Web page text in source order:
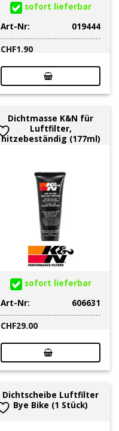
sofort lieferbar
Art-Nr:
019444
CHF1.90
Dichtmasse K&N für
Luftfilter,
hitzebeständig (177ml)
sofort lieferbar
Art-Nr:
606631
CHF29.00
Dichtscheibe Luftfilter
Bye Bike (1 Stück)